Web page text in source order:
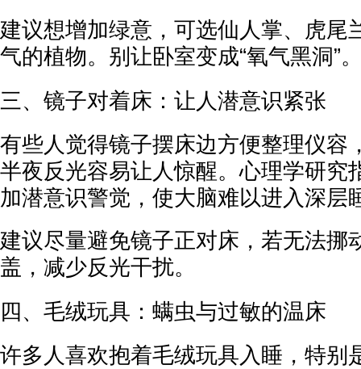
建议想增加绿意，可选仙人掌、虎尾
气的植物。别让卧室变成“氧气黑洞”
三、镜子对着床：让人潜意识紧张
有些人觉得镜子摆床边方便整理仪容
半夜反光容易让人惊醒。心理学研究
加潜意识警觉，使大脑难以进入深层
建议尽量避免镜子正对床，若无法挪
盖，减少反光干扰。
四、毛绒玩具：螨虫与过敏的温床
许多人喜欢抱着毛绒玩具入睡，特别